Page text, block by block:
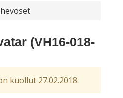
(VH16-018-
kuollut 27.02.2018.